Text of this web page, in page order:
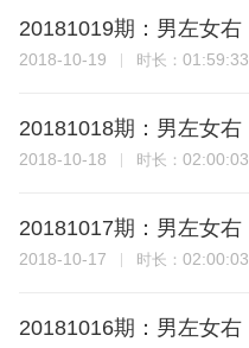
20181019期：男左女右
2018-10-19 时长： 01:59:33
20181018期：男左女右
2018-10-18 时长： 02:00:03
20181017期：男左女右
2018-10-17 时长： 02:00:03
20181016期：男左女右